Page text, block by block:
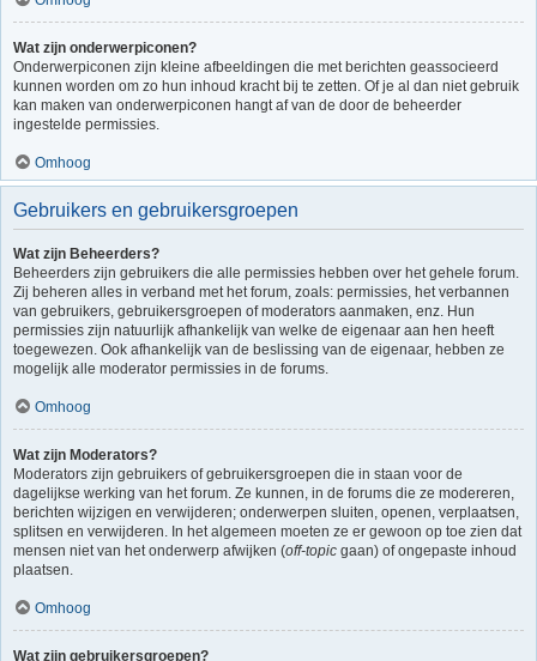
Wat zijn onderwerpiconen?
Onderwerpiconen zijn kleine afbeeldingen die met berichten geassocieerd
kunnen worden om zo hun inhoud kracht bij te zetten. Of je al dan niet gebruik
kan maken van onderwerpiconen hangt af van de door de beheerder
ingestelde permissies.
Omhoog
Gebruikers en gebruikersgroepen
Wat zijn Beheerders?
Beheerders zijn gebruikers die alle permissies hebben over het gehele forum.
Zij beheren alles in verband met het forum, zoals: permissies, het verbannen
van gebruikers, gebruikersgroepen of moderators aanmaken, enz. Hun
permissies zijn natuurlijk afhankelijk van welke de eigenaar aan hen heeft
toegewezen. Ook afhankelijk van de beslissing van de eigenaar, hebben ze
mogelijk alle moderator permissies in de forums.
Omhoog
Wat zijn Moderators?
Moderators zijn gebruikers of gebruikersgroepen die in staan voor de
dagelijkse werking van het forum. Ze kunnen, in de forums die ze modereren,
berichten wijzigen en verwijderen; onderwerpen sluiten, openen, verplaatsen,
splitsen en verwijderen. In het algemeen moeten ze er gewoon op toe zien dat
mensen niet van het onderwerp afwijken (off-topic gaan) of ongepaste inhoud
plaatsen.
Omhoog
Wat zijn gebruikersgroepen?